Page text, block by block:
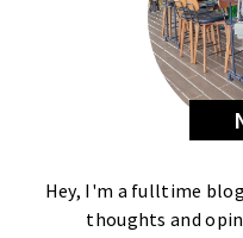
Hey, I'm a fulltime
thoughts and